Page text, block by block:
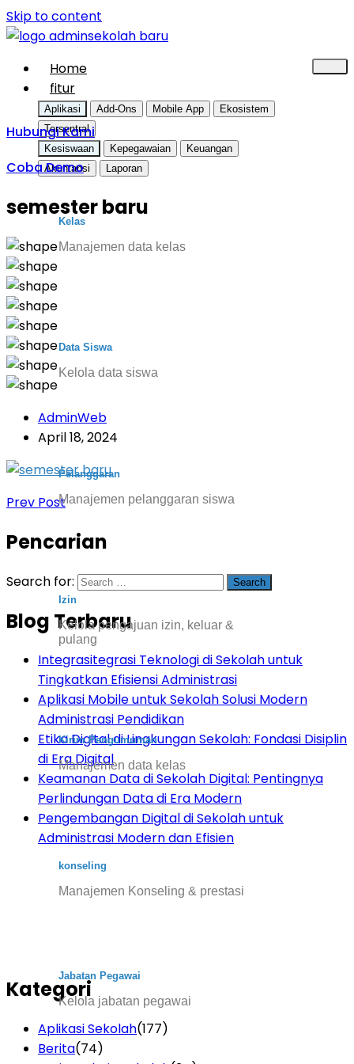
Skip to content
Home
fitur
Aplikasi Add-Ons Mobile App
Ekosistem
Tersentral
Kesiswaan
Kepegawaian
Keuangan
Akuntansi
Laporan
Kelas
Manajemen data kelas
Data Siswa
Kelola data siswa
Pelanggaran
Manajemen pelanggaran siswa
Izin
Kelola pengajuan izin, keluar &
pulang
Kirim Pengumuman
Manajemen data kelas
konseling
Manajemen Konseling & prestasi
Jabatan Pegawai
Kelola jabatan pegawai
Hubungi Kami
Coba Demo
semester baru
AdminWeb
April 18, 2024
Prev Post
Pencarian
Search for:
Blog Terbaru
Integrasitegrasi Teknologi di Sekolah untuk
Tingkatkan Efisiensi Administrasi
Aplikasi Mobile untuk Sekolah Solusi Modern
Administrasi Pendidikan
Etika Digital di Lingkungan Sekolah: Fondasi Disiplin
di Era Digital
Keamanan Data di Sekolah Digital: Pentingnya
Perlindungan Data di Era Modern
Pengembangan Digital di Sekolah untuk
Administrasi Modern dan Efisien
Kategori
Aplikasi Sekolah(177)
Berita(74)